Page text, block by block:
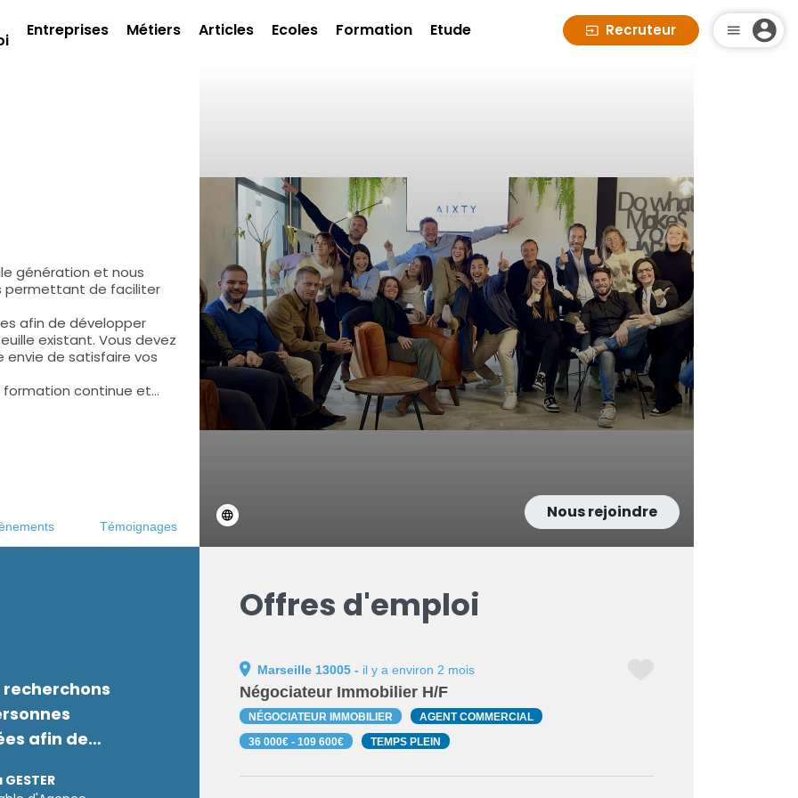
Entreprises Métiers Articles Ecoles Formation Etude Recruteur
génération et nous
permettant de faciliter
afin de développer
existant. Vous devez
envie de satisfaire vos
formation continue et
entre 30 et 50% de
Témoignages
Nous rejoindre
recherchons
afin de
transaction
Offres d'emploi
Marseille 13005 - il y a environ 2 mois
Négociateur Immobilier H/F
NÉGOCIATEUR IMMOBILIER
AGENT COMMERCIAL
36 000€ - 109 600€
TEMPS PLEIN